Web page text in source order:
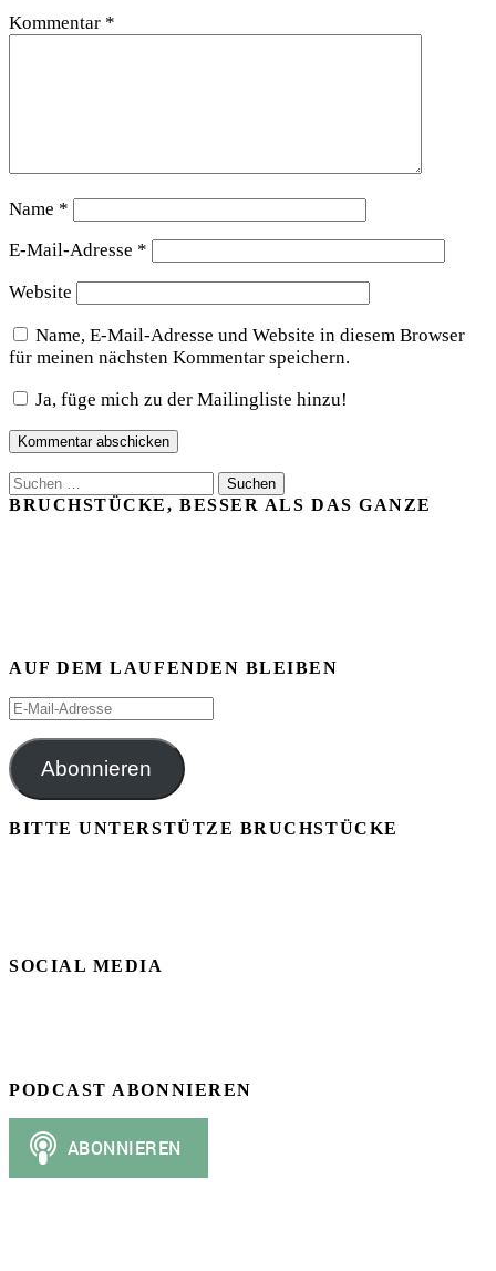
Kommentar *
Name *
E-Mail-Adresse *
Website
Name, E-Mail-Adresse und Website in diesem Browser
für meinen nächsten Kommentar speichern.
Ja, füge mich zu der Mailingliste hinzu!
Suchen
nach:
BRUCHSTÜCKE, BESSER ALS DAS GANZE
AUF DEM LAUFENDEN BLEIBEN
E-
Adresse
Abonnieren
BITTE UNTERSTÜTZE BRUCHSTÜCKE
SOCIAL MEDIA
PODCAST ABONNIEREN